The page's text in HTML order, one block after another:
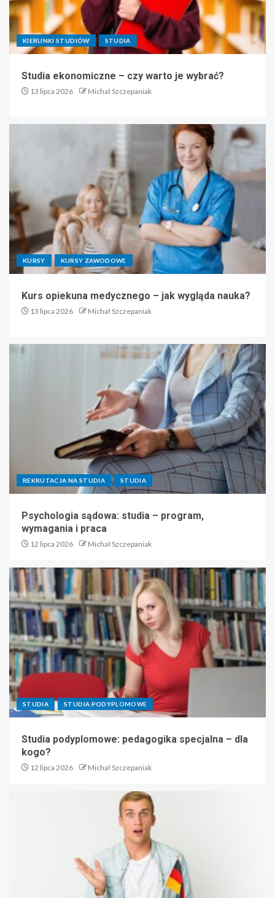
KIERUNKI STUDIÓW STUDIA
Studia ekonomiczne – czy warto je wybrać?
13 lipca 2026 Michał Szczepaniak
KURSY KURSY ZAWODOWE
Kurs opiekuna medycznego – jak wygląda nauka?
13 lipca 2026 Michał Szczepaniak
REKRUTACJA NA STUDIA STUDIA
Psychologia sądowa: studia – program,
wymagania i praca
12 lipca 2026 Michał Szczepaniak
STUDIA STUDIA PODYPLOMOWE
Studia podyplomowe: pedagogika specjalna – dla
kogo?
12 lipca 2026 Michał Szczepaniak